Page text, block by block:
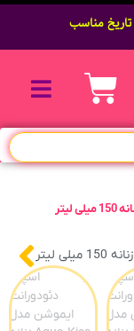
تاریخ مناسب